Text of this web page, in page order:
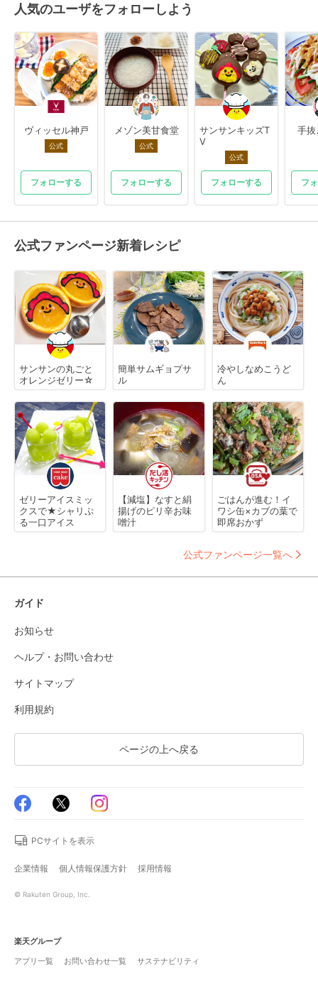
人気のユーザをフォローしよう
ヴィッセル神戸
公式
フォローする
メゾン美甘食堂
公式
フォローする
サンサンキッズT
V
公式
フォローする
手抜
フ
公式ファンページ新着レシピ
サンサンの丸ごと
オレンジゼリー☆
簡単サムギョプサ
ル
冷やしなめこうど
ん
ゼリーアイスミッ
クスで★シャリぷ
る一口アイス
【減塩】なすと絹
揚げのピリ辛お味
噌汁
ごはんが進む！イ
ワシ缶×カブの葉で
即席おかず
公式ファンページ一覧へ
ガイド
お知らせ
ヘルプ・お問い合わせ
サイトマップ
利用規約
ページの上へ戻る
PCサイトを表示
企業情報 個人情報保護方針 採用情報
© Rakuten Group, Inc.
楽天グループ
アプリ一覧
お問い合わせ一覧 サステナビリティ